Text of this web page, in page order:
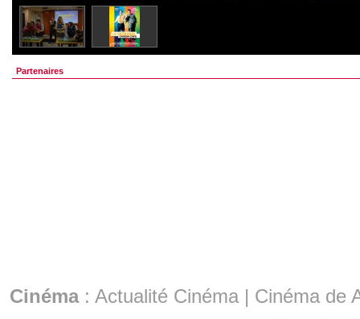
Partenaires
Cinéma: Actualité Cinéma | Cinéma de